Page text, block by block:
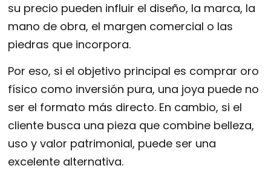
su precio pueden influir el diseño, la marca, la
mano de obra, el margen comercial o las
piedras que incorpora.
Por eso, si el objetivo principal es comprar oro
físico como inversión pura, una joya puede no
ser el formato más directo. En cambio, si el
cliente busca una pieza que combine belleza,
uso y valor patrimonial, puede ser una
excelente alternativa.